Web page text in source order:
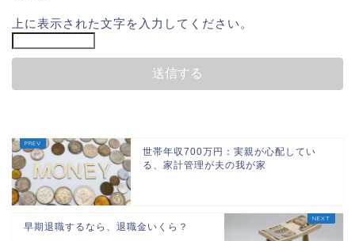
上に表示された文字を入力してください。
世帯年収700万円：実親が心配してい
る、家計管理が夫の我が家
早期退職するなら、退職金いくら？